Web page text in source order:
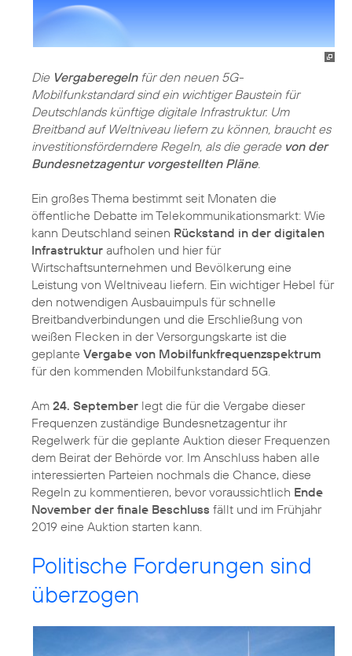
Die Vergaberegelnfür den neuen 5G-
Mobilfunkstandard sind ein wichtiger Baustein für
Deutschlands künftige digitale Infrastruktur. Um
Breitband auf Weltniveau liefern zu können, braucht es
investitionsförderndere Regeln, als die gerade von der
Bundesnetzagentur vorgestellten Pläne.
Ein großes Thema bestimmt seit Monaten die
öffentliche Debatte im Telekommunikationsmarkt: Wie
kann Deutschland seinen Rückstand in der digitalen
Infrastruktur aufholen und hier für
Wirtschaftsunternehmen und Bevölkerung eine
Leistung von Weltniveau liefern. Ein wichtiger Hebel für
den notwendigen Ausbauimpuls für schnelle
Breitbandverbindungen und die Erschließung von
weißen Flecken in der Versorgungskarte ist die
geplante Vergabe von Mobilfunkfrequenzspektrum
für den kommenden Mobilfunkstandard 5G.
Am 24. September legt die für die Vergabe dieser
Frequenzen zuständige Bundesnetzagentur ihr
Regelwerk für die geplante Auktion dieser Frequenzen
dem Beirat der Behörde vor. Im Anschluss haben alle
interessierten Parteien nochmals die Chance, diese
Regeln zu kommentieren, bevor voraussichtlich Ende
November der finale Beschluss fällt und im Frühjahr
2019 eine Auktion starten kann.
Politische Forderungen sind
überzogen